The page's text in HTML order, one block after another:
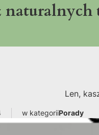
Len,
w kategoriiPorady